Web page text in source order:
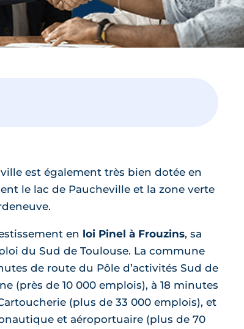
est également très bien dotée en
le lac de Paucheville et la zone verte
en loi Pinel à Frouzins, sa
du Sud de Toulouse. La commune
de route du Pôle d’activités Sud de
(près de 10 000 emplois), à 18 minutes
(plus de 33 000 emplois), et
et aéroportuaire (plus de 70